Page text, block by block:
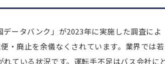
ータバンク」が2023年に実施した調査によ
・廃止を余儀なくされています。業界では若
ている状況です。運転手不足はバス会社に